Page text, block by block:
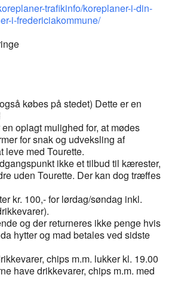
trafikinfo/koreplaner-i-din-
i-fredericiakommune/
købes på stedet) Dette er en
oplagt mulighed for, at mødes
for snak og udveksling af
leve med Tourette.
ikke et tilbud til kærester,
uden Tourette. Der kan dog træffes
kr. 100,- for lørdag/søndag inkl.
og der returneres ikke penge hvis
hytter og mad betales ved sidste
chips m.m. lukker kl. 19.00
have drikkevarer, chips m.m. med